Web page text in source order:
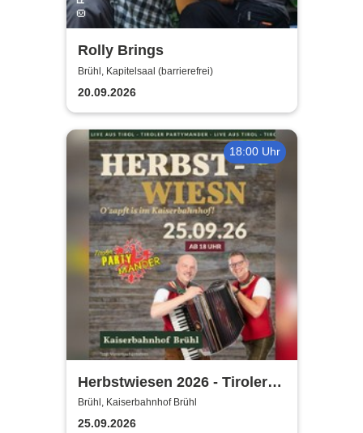
Rolly Brings
Brühl, Kapitelsaal (barrierefrei)
20.09.2026
18:00 Uhr
Herbstwiesen 2026 - Tiroler
Partymander live |
Kaiserbahnhof Brühl
Brühl, Kaiserbahnhof Brühl
25.09.2026